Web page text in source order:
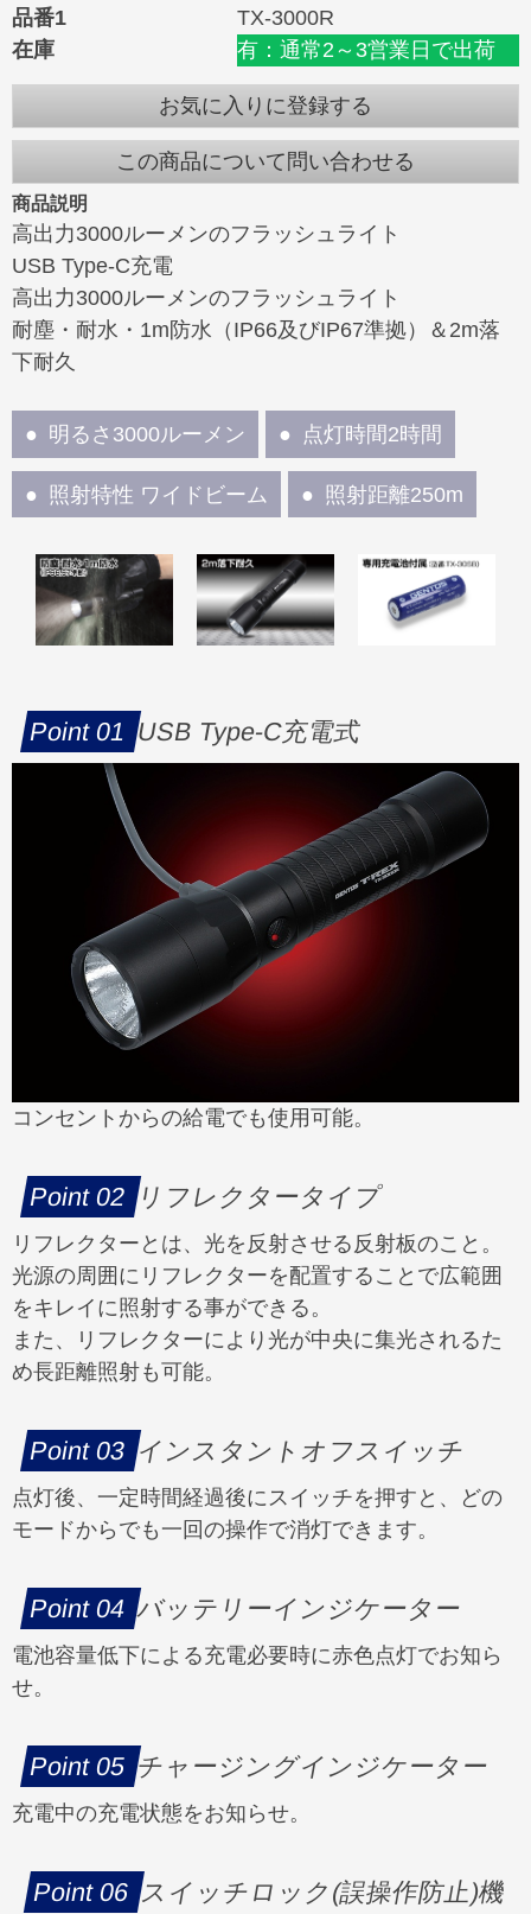
品番1
TX-3000R
在庫
有：通常2～3営業日で出荷
お気に入りに登録する
この商品について問い合わせる
商品説明
高出力3000ルーメンのフラッシュライト
USB Type-C充電
高出力3000ルーメンのフラッシュライト
耐塵・耐水・1m防水（IP66及びIP67準拠）＆2m落
下耐久
明るさ3000ルーメン 点灯時間2時間
照射特性 ワイドビーム 照射距離250m
USB Type-C充電式
コンセントからの給電でも使用可能。
リフレクタータイプ
リフレクターとは、光を反射させる反射板のこと。
光源の周囲にリフレクターを配置することで広範囲
をキレイに照射する事ができる。
また、リフレクターにより光が中央に集光されるた
め長距離照射も可能。
インスタントオフスイッチ
点灯後、一定時間経過後にスイッチを押すと、どの
モードからでも一回の操作で消灯できます。
バッテリーインジケーター
電池容量低下による充電必要時に赤色点灯でお知ら
せ。
チャージングインジケーター
充電中の充電状態をお知らせ。
スイッチロック(誤操作防止)機